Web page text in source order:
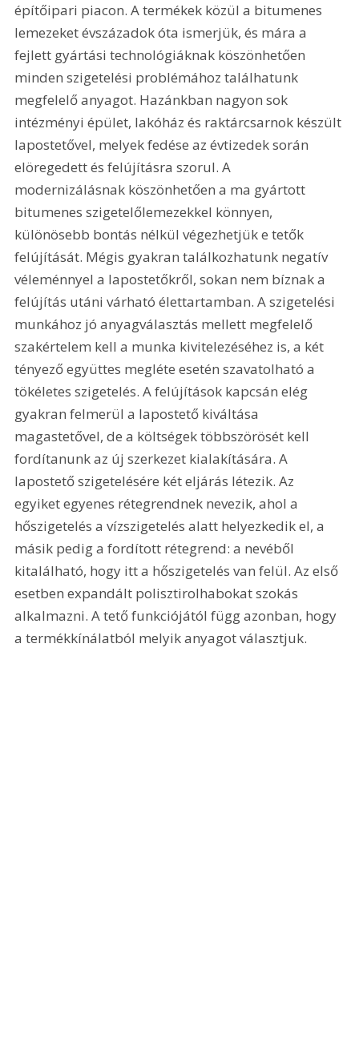
építőipari piacon. A termékek közül a bitumenes
lemezeket évszázadok óta ismerjük, és mára a
fejlett gyártási technológiáknak köszönhetően
minden szigetelési problémához találhatunk
megfelelő anyagot. Hazánkban nagyon sok
intézményi épület, lakóház és raktárcsarnok készült
lapostetővel, melyek fedése az évtizedek során
elöregedett és felújításra szorul. A
modernizálásnak köszönhetően a ma gyártott
bitumenes szigetelőlemezekkel könnyen,
különösebb bontás nélkül végezhetjük e tetők
felújítását. Mégis gyakran találkozhatunk negatív
véleménnyel a lapostetőkről, sokan nem bíznak a
felújítás utáni várható élettartamban. A szigetelési
munkához jó anyagválasztás mellett megfelelő
szakértelem kell a munka kivitelezéséhez is, a két
tényező együttes megléte esetén szavatolható a
tökéletes szigetelés. A felújítások kapcsán elég
gyakran felmerül a lapostető kiváltása
magastetővel, de a költségek többszörösét kell
fordítanunk az új szerkezet kialakítására. A
lapostető szigetelésére két eljárás létezik. Az
egyiket egyenes rétegrendnek nevezik, ahol a
hőszigetelés a vízszigetelés alatt helyezkedik el, a
másik pedig a fordított rétegrend: a nevéből
kitalálható, hogy itt a hőszigetelés van felül. Az első
esetben expandált polisztirolhabokat szokás
alkalmazni. A tető funkciójától függ azonban, hogy
a termékkínálatból melyik anyagot választjuk.